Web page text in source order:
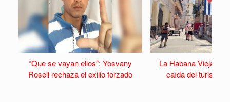
“Que se vayan ellos”: Yosvany
Rosell rechaza el exilio forzado
La Habana Vieja se
caída del turismo